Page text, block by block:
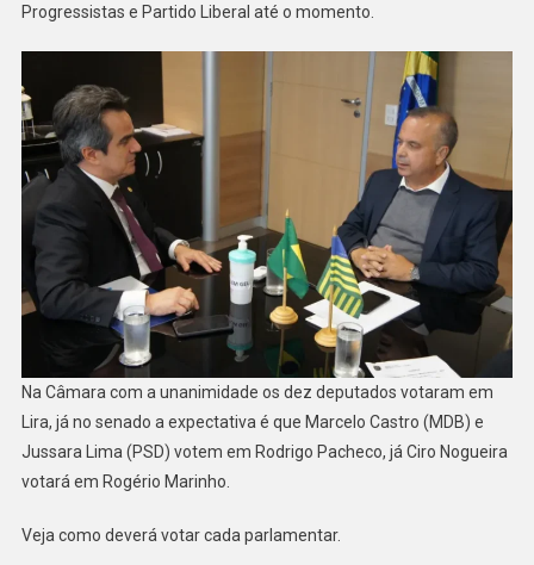
Progressistas e Partido Liberal até o momento.
Na Câmara com a unanimidade os dez deputados votaram em
Lira, já no senado a expectativa é que Marcelo Castro (MDB) e
Jussara Lima (PSD) votem em Rodrigo Pacheco, já Ciro Nogueira
votará em Rogério Marinho.
Veja como deverá votar cada parlamentar.